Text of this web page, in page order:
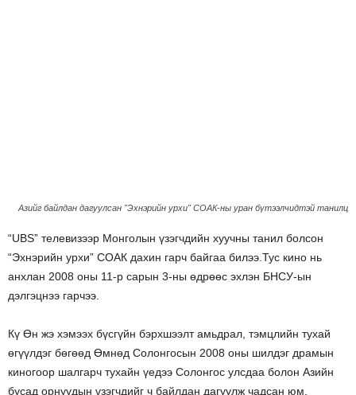
Азийг байлдан дагуулсан "Эхнэрийн урхи" СОАК-ны уран бүтээлчидтэй танилц
“UBS” телевизээр Монголын үзэгчдийн хуучны танил болсон
“Эхнэрийн урхи” СОАК дахин гарч байгаа билээ.Тус кино нь
анхлан 2008 оны 11-р сарын 3-ны өдрөөс эхлэн БНСУ-ын
дэлгэцнээ гарчээ.
Кү Өн жэ хэмээх бүсгүйн бэрхшээлт амьдрал, тэмцлийн тухай
өгүүлдэг бөгөөд Өмнөд Солонгосын 2008 оны шилдэг драмын
киногоор шалгарч тухайн үедээ Солонгос улсдаа болон Азийн
бусад орнуудын үзэгчдийг ч байлдан дагуулж чадсан юм.